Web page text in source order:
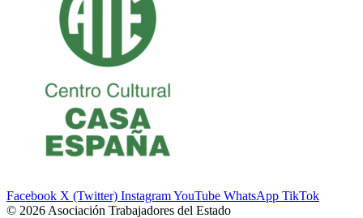
Facebook X (Twitter) InstagramYouTube WhatsApp TikTok
© 2026 Asociación Trabajadores del Estado